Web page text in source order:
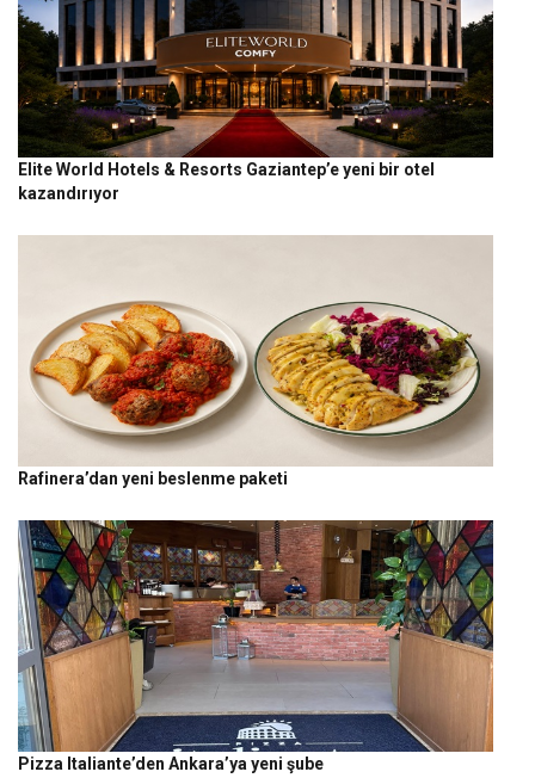
Elite World Hotels & Resorts Gaziantep’e yeni bir otel
kazandırıyor
Rafinera’dan yeni beslenme paketi
Pizza Italiante’den Ankara’ya yeni şube